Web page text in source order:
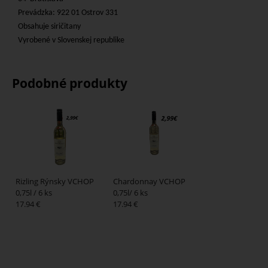
Prevádzka: 922 01 Ostrov 331
Obsahuje siričitany
Vyrobené v Slovenskej republike
Podobné produkty
Rizling Rýnsky VCHOP
0,75l / 6 ks
17.94 €
Chardonnay VCHOP
0,75l/ 6 ks
17.94 €